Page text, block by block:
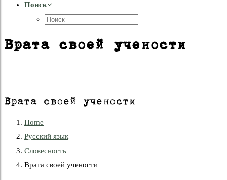
Поиск
Врата своей учености
Врата своей учености
Home
Русский язык
Словесность
Врата своей учености